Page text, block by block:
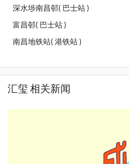
深水埗南昌邨( 巴士站 )
富昌邨( 巴士站 )
南昌地铁站( 港铁站 )
汇玺 相关新闻